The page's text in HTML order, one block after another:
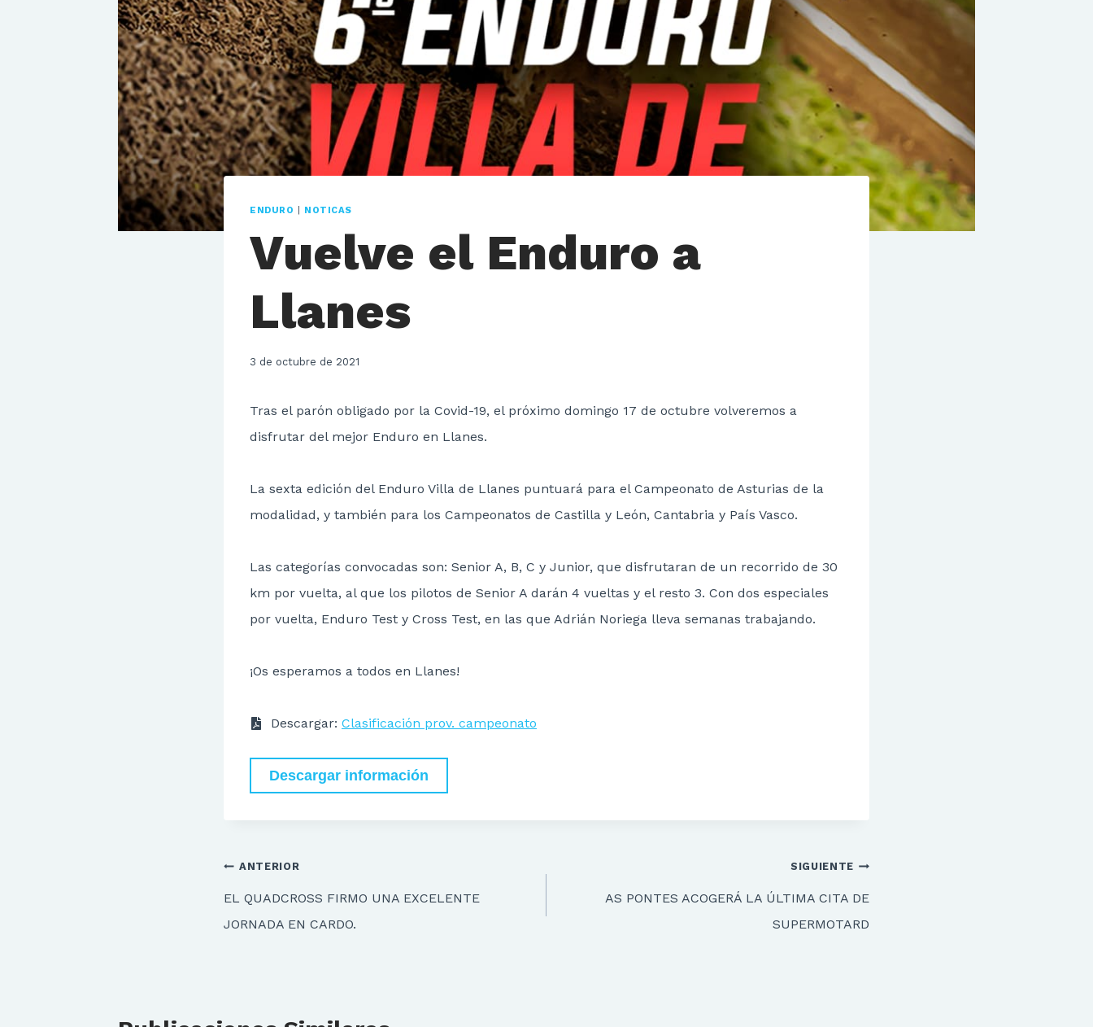
ENDURO NOTICAS
Vuelve el Enduro a
Llanes
3 de octubre de 2021
Tras el parón obligado por la Covid-19, el próximo domingo 17 de octubre volveremos a
disfrutar del mejor Enduro en Llanes.
La sexta edición del Enduro Villa de Llanes puntuará para el Campeonato de Asturias de la
modalidad, y también para los Campeonatos de Castilla y León, Cantabria y País Vasco.
Las categorías convocadas son: Senior A, B, C y Junior, que disfrutaran de un recorrido de 30
km por vuelta, al que los pilotos de Senior A darán 4 vueltas y el resto 3. Con dos especiales
por vuelta, Enduro Test y Cross Test, en las que Adrián Noriega lleva semanas trabajando.
¡Os esperamos a todos en Llanes!
Descargar: Clasificación prov. campeonato
Descargar información
Navegación
de
entradas
ANTERIOR
EL QUADCROSS FIRMO UNA EXCELENTE
JORNADA EN CARDO.
SIGUIENTE
AS PONTES ACOGERÁ LA ÚLTIMA CITA DE
SUPERMOTARD